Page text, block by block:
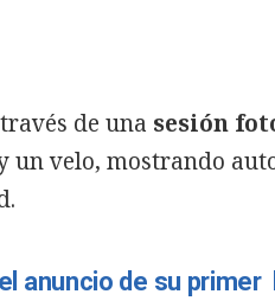
de una sesión
un velo, mostrando
anuncio de su